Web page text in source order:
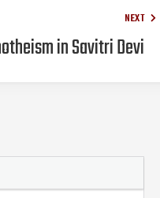
NEXT
in Savitri Devi